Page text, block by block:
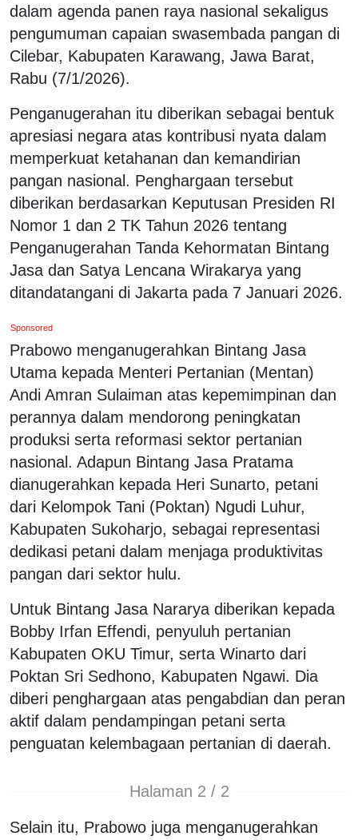
dalam agenda panen raya nasional sekaligus
pengumuman capaian swasembada pangan di
Cilebar, Kabupaten Karawang, Jawa Barat,
Rabu (7/1/2026).
Penganugerahan itu diberikan sebagai bentuk
apresiasi negara atas kontribusi nyata dalam
memperkuat ketahanan dan kemandirian
pangan nasional. Penghargaan tersebut
diberikan berdasarkan Keputusan Presiden RI
Nomor 1 dan 2 TK Tahun 2026 tentang
Penganugerahan Tanda Kehormatan Bintang
Jasa dan Satya Lencana Wirakarya yang
ditandatangani di Jakarta pada 7 Januari 2026.
Sponsored
Prabowo menganugerahkan Bintang Jasa
Utama kepada Menteri Pertanian (Mentan)
Andi Amran Sulaiman atas kepemimpinan dan
perannya dalam mendorong peningkatan
produksi serta reformasi sektor pertanian
nasional. Adapun Bintang Jasa Pratama
dianugerahkan kepada Heri Sunarto, petani
dari Kelompok Tani (Poktan) Ngudi Luhur,
Kabupaten Sukoharjo, sebagai representasi
dedikasi petani dalam menjaga produktivitas
pangan dari sektor hulu.
Untuk Bintang Jasa Nararya diberikan kepada
Bobby Irfan Effendi, penyuluh pertanian
Kabupaten OKU Timur, serta Winarto dari
Poktan Sri Sedhono, Kabupaten Ngawi. Dia
diberi penghargaan atas pengabdian dan peran
aktif dalam pendampingan petani serta
penguatan kelembagaan pertanian di daerah.
Halaman 2 / 2
Selain itu, Prabowo juga menganugerahkan